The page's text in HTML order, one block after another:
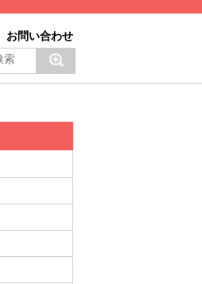
お問い合わせ